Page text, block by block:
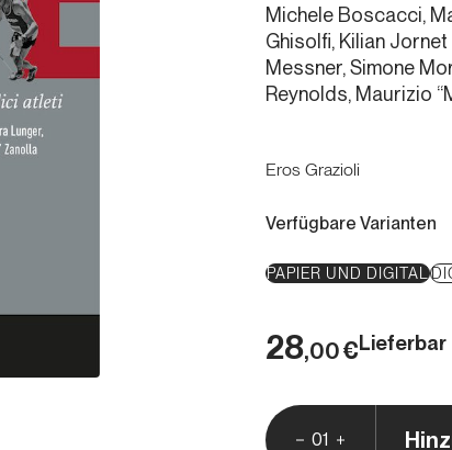
Michele Boscacci,
Ghisolfi, Kilian
Messner, Simone
Reynolds, Maurizio
Eros Grazioli
Verfügbare Varianten
PAPIER UND DIGITAL
28,00€Lieferbar
01